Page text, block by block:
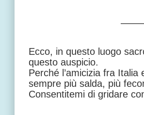
Ecco, in questo luogo
questo auspicio.
Perché l’amicizia fra
sempre più salda, più
Consentitemi di gridare